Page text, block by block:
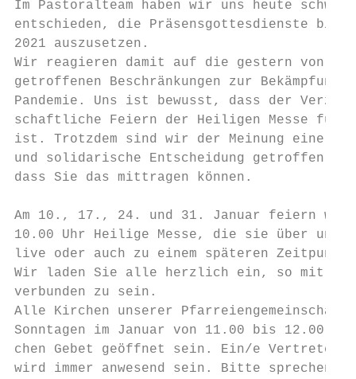
Im Pastoralteam haben wir uns heute
entschieden, die Präsensgottesdienste bis
2021 auszusetzen.
Wir reagieren damit auf die gestern von der
getroffenen Beschränkungen zur Bekämpfung
Pandemie. Uns ist bewusst, dass der
schaftliche Feiern der Heiligen Messe für
ist. Trotzdem sind wir der Meinung eine
und solidarische Entscheidung getroffen zu
dass Sie das mittragen können.
Am 10., 17., 24. und 31. Januar feiern wir
10.00 Uhr Heilige Messe, die sie über
live oder auch zu einem späteren
Wir laden Sie alle herzlich ein, so mit uns
verbunden zu sein.
Alle Kirchen unserer Pfarreiengemeinschaft
Sonntagen im Januar von 11.00 bis 12.00
chen Gebet geöffnet sein. Ein/e Vertreter/
wird immer anwesend sein. Bitte sprechen